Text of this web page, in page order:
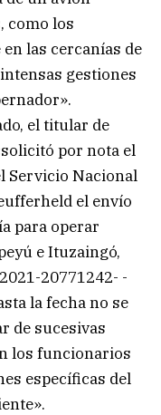
como los
las cercanías de
gestiones
el titular de
por nota el
Servicio Nacional
el envío
para operar
e Ituzaingó,
20771242- -
la fecha no se
de sucesivas
los funcionarios
específicas del